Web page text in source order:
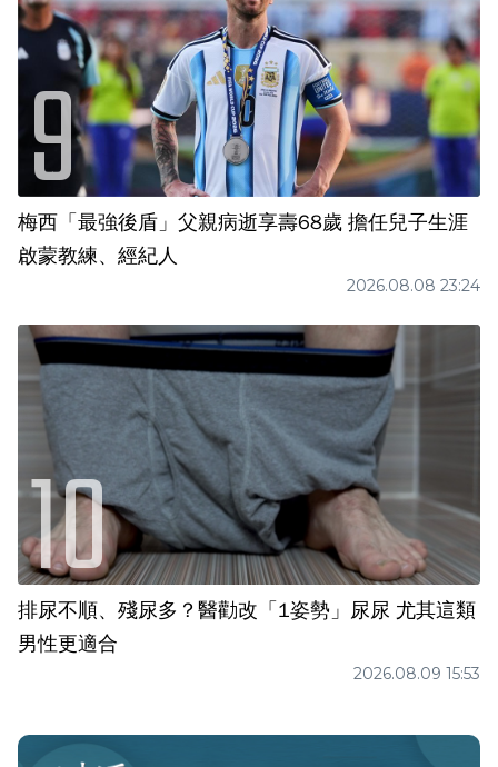
梅西「最強後盾」父親病逝享壽68歲 擔任兒子生涯
啟蒙教練、經紀人
2026.08.08 23:24
排尿不順、殘尿多？醫勸改「1姿勢」尿尿 尤其這類
男性更適合
2026.08.09 15:53